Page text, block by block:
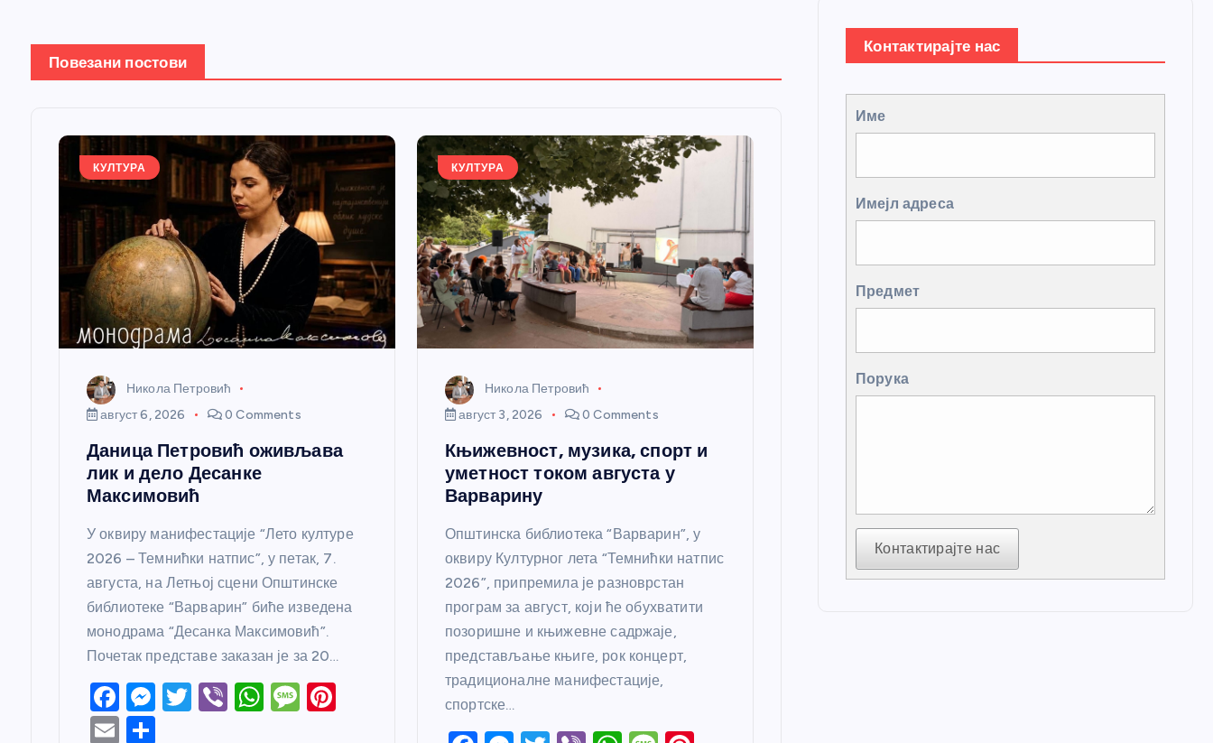
а
њ
Повезани постови
КУЛТУРА
Никола Петровић
август 6, 2026
0 Comments
Даница Петровић оживљава
лик и дело Десанке
Максимовић
У оквиру манифестације “Лето културе
2026 – Темнићки натпис”, у петак, 7.
августа, на Летњој сцени Општинске
библиотеке “Варварин” биће изведена
монодрама “Десанка Максимовић”.
Почетак представе заказан је за 20…
F
a
M T
Vi W M
E
КУЛТУРА
Никола Петровић
август 3, 2026
0 Comments
Књижевност, музика, спорт и
уметност током августа у
Варварину
Општинска библиотека “Варварин”, у
оквиру Културног лета “Темнићки натпис
2026”, припремила је разноврстан
програм за август, који ће обухватити
позоришне и књижевне садржаје,
представљање књиге, рок концерт,
традиционалне манифестације,
спортске…
Контактирајте нас
Име
Имејл адреса
Предмет
Порука
Контактирајте нас